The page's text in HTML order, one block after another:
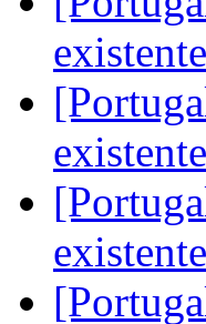
existente
existente
existente